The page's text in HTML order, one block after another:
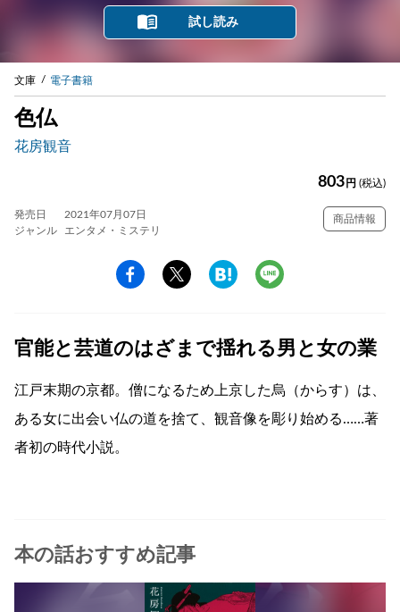
試し読み
文庫 電子書籍
色仏
花房観音
803 円 (税込)
発売日
2021年07月07日
ジャンル
エンタメ・ミステリ
商品情報
官能と芸道のはざまで揺れる男と女の業
江戸末期の京都。僧になるため上京した烏（からす）は、
ある女に出会い仏の道を捨て、観音像を彫り始める……著
者初の時代小説。
本の話おすすめ記事